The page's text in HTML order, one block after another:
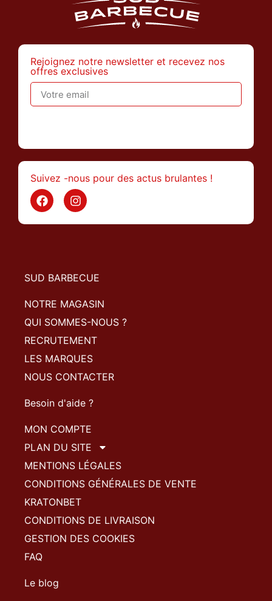
Rejoignez notre newsletter et recevez nos
offres exclusives
Suivez -nous pour des actus brulantes !
SUD BARBECUE
NOTRE MAGASIN
QUI SOMMES-NOUS ?
RECRUTEMENT
LES MARQUES
NOUS CONTACTER
Besoin d'aide ?
MON COMPTE
PLAN DU SITE
MENTIONS LÉGALES
CONDITIONS GÉNÉRALES DE VENTE
KRATONBET
CONDITIONS DE LIVRAISON
GESTION DES COOKIES
FAQ
Le blog